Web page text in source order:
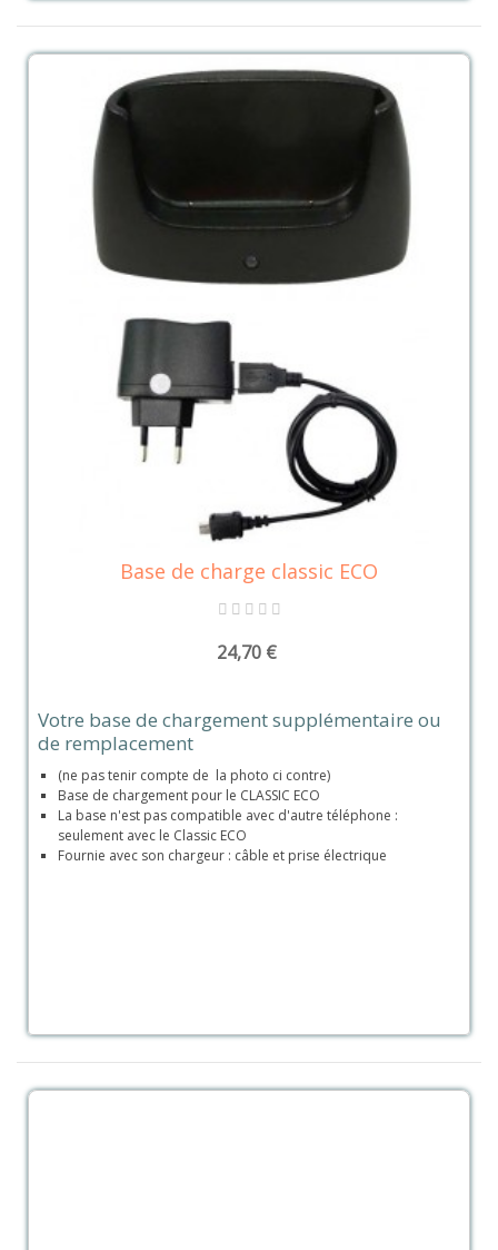
Base de charge classic ECO
24,70 €
Votre base de chargement supplémentaire ou
de remplacement
(ne pas tenir compte de la photo ci contre)
Base de chargement pour le CLASSIC ECO
La base n'est pas compatible avec d'autre téléphone :
seulement avec le Classic ECO
Fournie avec son chargeur : câble et prise électrique